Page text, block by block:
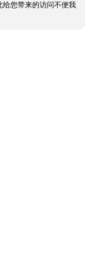
给您带来的访问不便我